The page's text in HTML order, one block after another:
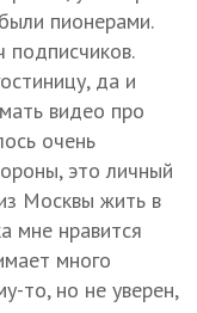
пионерами.
подписчиков.
да и
видео про
очень
это личный
Москвы жить в
мне нравится
много
то, но не уверен,